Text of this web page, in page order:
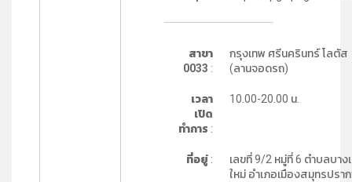
สาขา
0033 :
กรุงเทพ ศรีนครินทร์ โลตัส
(ลานจอดรถ)
เวลา
เปิด
ทำการ :
10.00-20.00 น.
ที่อยู่:
เลขที่ 9/2 หมู่ที่ 6 ตำบลบาง
ใหม่ อำเภอเมืองสมุทรปรา